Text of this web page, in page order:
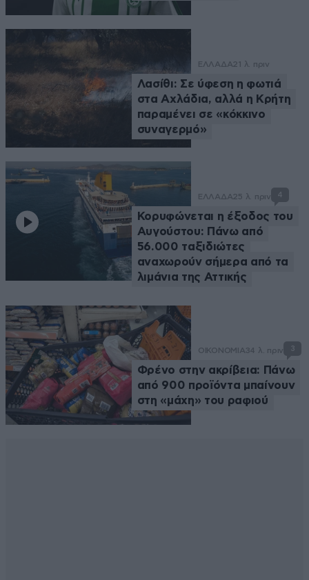
ΕΛΛΑΔΑ21 λ. πριν
Λασίθι: Σε ύφεση η φωτιά
στα Αχλάδια, αλλά η Κρήτη
παραμένει σε «κόκκινο
συναγερμό»
ΕΛΛΑΔΑ25 λ. πριν 4
Κορυφώνεται η έξοδος του
Αυγούστου: Πάνω από
56.000 ταξιδιώτες
αναχωρούν σήμερα από τα
λιμάνια της Αττικής
ΟΙΚΟΝΟΜΙΑ34 λ. πριν 3
Φρένο στην ακρίβεια: Πάνω
από 900 προϊόντα μπαίνουν
στη «μάχη» του ραφιού